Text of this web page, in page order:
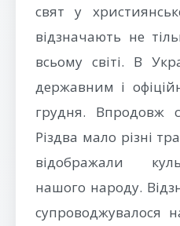
свят у
відзначають не
всьому світі. В
державним і
грудня. Впродовж
Різдва мало різні
відображали
нашого народу.
супроводжувалося